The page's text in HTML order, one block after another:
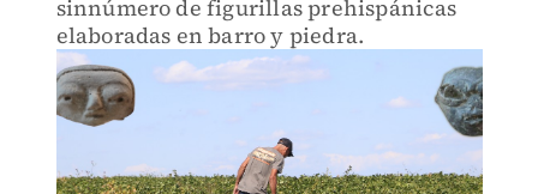
sinnúmero de figurillas prehispánicas
elaboradas en barro y piedra.